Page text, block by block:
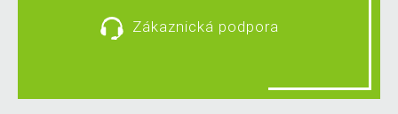
Zákaznická podpora